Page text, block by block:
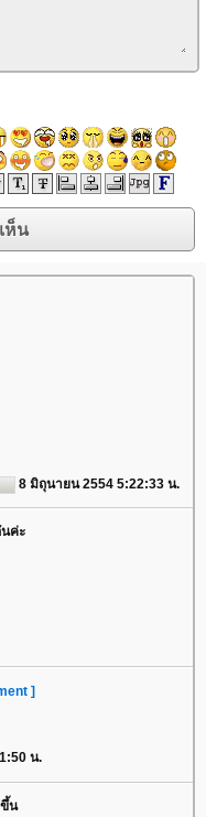
8 มิถุนายน 2554 5:22:33 น.
ค่ะ
น.
น